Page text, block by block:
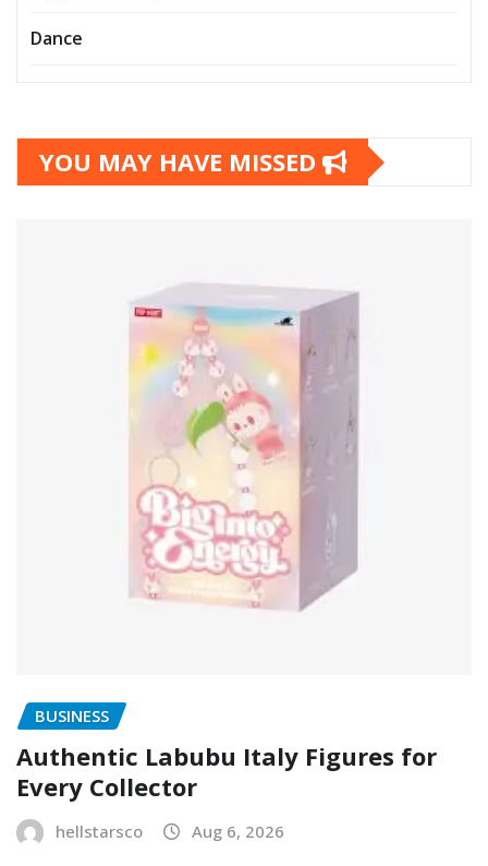
Dance
YOU MAY HAVE MISSED
BUSINESS
Authentic Labubu Italy Figures for
Every Collector
hellstarsco Aug 6, 2026